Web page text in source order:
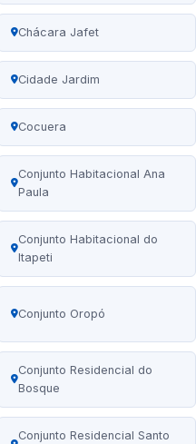
Chácara Jafet
Cidade Jardim
Cocuera
Conjunto Habitacional Ana
Paula
Conjunto Habitacional do
Itapeti
Conjunto Oropó
Conjunto Residencial do
Bosque
Conjunto Residencial Santo